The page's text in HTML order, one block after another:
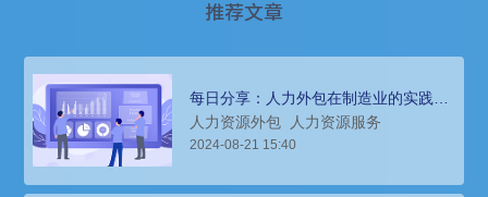
推荐文章
每日分享：人力外包在制造业的实践与
探索
人力资源外包 人力资源服务
2024-08-21 15:40